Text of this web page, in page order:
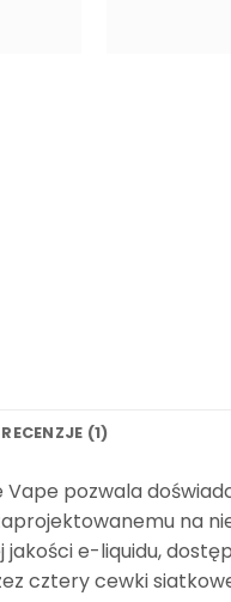
RECENZJE (1)
Vape pozwala
na
jakości e-liquidu,
cztery cewki